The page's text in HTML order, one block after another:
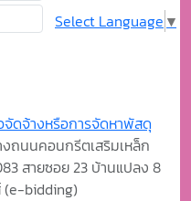
Select Language ▼
จัดจ้างหรือการจัดหาพัสดุ
งถนนคอนกรีตเสริมเหล็ก
สายซอย 23 บ้านแปลง 8
(e-bidding)